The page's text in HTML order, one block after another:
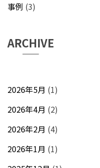
事例 (3)
ARCHIVE
2026年5月 (1)
2026年4月 (2)
2026年2月 (4)
2026年1月 (1)